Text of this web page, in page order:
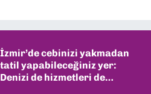
İzmir’de cebinizi yakmadan
tatil yapabileceğiniz yer:
Denizi de hizmetleri de